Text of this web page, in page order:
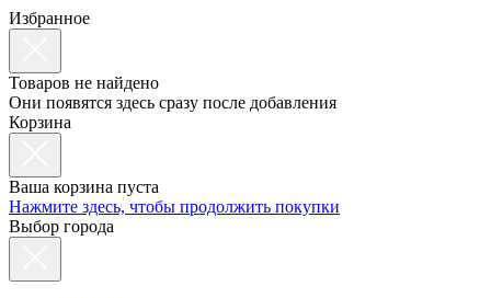
Избранное
Товаров не найдено
Они появятся здесь сразу после добавления
Корзина
Ваша корзина пуста
Нажмите здесь, чтобы продолжить покупки
Выбор города